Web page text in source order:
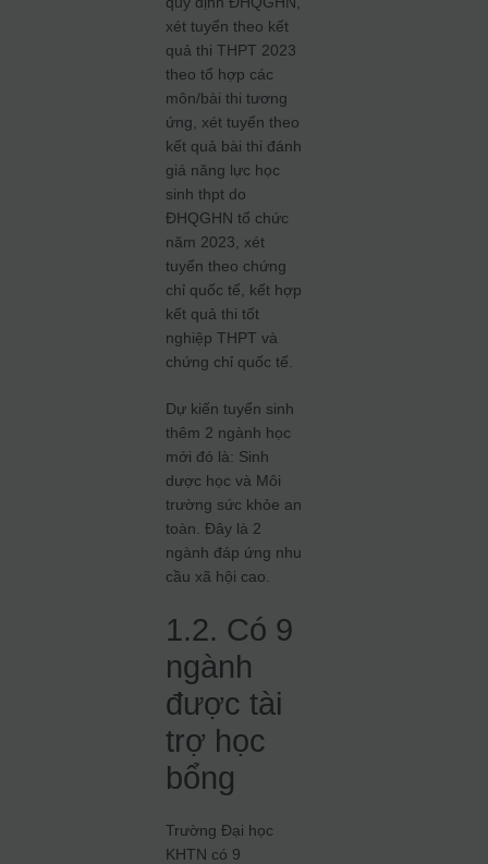
xét tuyển theo kết
quả thi THPT 2023
theo tổ hợp các
môn/bài thi tương
ứng, xét tuyển theo
kết quả bài thi đánh
giá năng lực học
sinh thpt do
ĐHQGHN tổ chức
năm 2023, xét
tuyển theo chứng
chỉ quốc tế, kết hợp
kết quả thi tốt
nghiệp THPT và
chứng chỉ quốc tế.
Dự kiến tuyển sinh
thêm 2 ngành học
mới đó là: Sinh
dược học và Môi
trường sức khỏe an
toàn. Đây là 2
ngành đáp ứng nhu
cầu xã hội cao.
1.2. Có 9
ngành
được tài
trợ học
bổng
Trường Đại học
KHTN có 9